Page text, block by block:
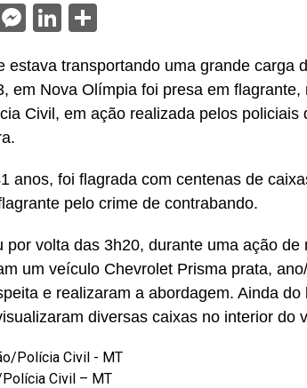
Messenger
LinkedIn
estava transportando uma grande carga
em Nova Olímpia foi presa em
Civil, em ação realizada pelos policiais
anos, foi flagrada com centenas de
pelo crime de contrabando.
por volta das 3h20, durante uma ação
um veículo Chevrolet Prisma prata,
e realizaram a abordagem. Ainda
diversas caixas no interior do
Civil – MT